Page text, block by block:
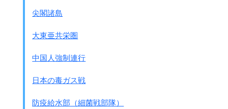
なんとか米を分けてくれるように
逆に総督命令で斬首刑になりました。
また日本軍は裕福な中国人を利用して
元中華民国衛生部長 李樹芬氏の回想
尖閣諸島
大東亜共栄圏
中国人強制連行
日本の毒ガス戦
防疫給水部（細菌戦部隊）